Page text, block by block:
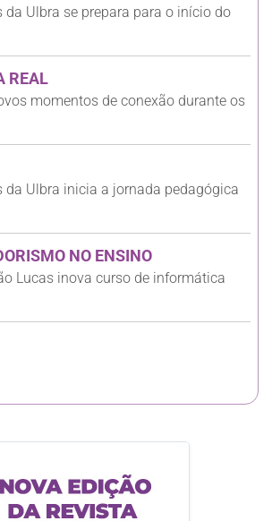
da Ulbra se prepara para o início do
REAL
momentos de conexão durante os
da Ulbra inicia a jornada pedagógica
NO ENSINO
Lucas inova curso de informática